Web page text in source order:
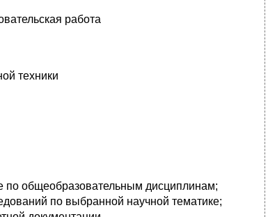
работа
техники
по общеобразовательным дисциплинам;
по выбранной научной тематике;